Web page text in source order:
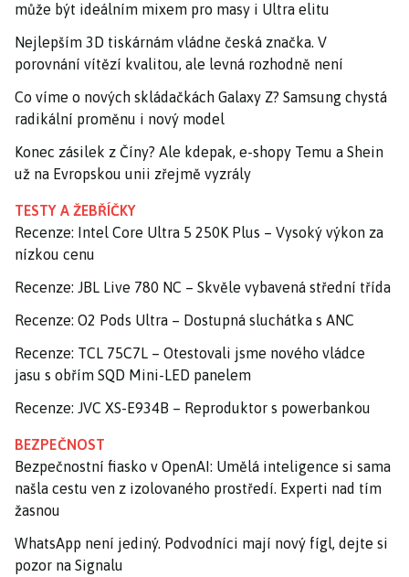
může být ideálním mixem pro masy i Ultra elitu
Nejlepším 3D tiskárnám vládne česká značka. V
porovnání vítězí kvalitou, ale levná rozhodně není
Co víme o nových skládačkách Galaxy Z? Samsung chystá
radikální proměnu i nový model
Konec zásilek z Číny? Ale kdepak, e-shopy Temu a Shein
už na Evropskou unii zřejmě vyzrály
TESTY A ŽEBŘÍČKY
Recenze: Intel Core Ultra 5 250K Plus – Vysoký výkon za
nízkou cenu
Recenze: JBL Live 780 NC – Skvěle vybavená střední třída
Recenze: O2 Pods Ultra – Dostupná sluchátka s ANC
Recenze: TCL 75C7L – Otestovali jsme nového vládce
jasu s obřím SQD Mini-LED panelem
Recenze: JVC XS-E934B – Reproduktor s powerbankou
BEZPEČNOST
Bezpečnostní fiasko v OpenAI: Umělá inteligence si sama
našla cestu ven z izolovaného prostředí. Experti nad tím
žasnou
WhatsApp není jediný. Podvodníci mají nový fígl, dejte si
pozor na Signalu